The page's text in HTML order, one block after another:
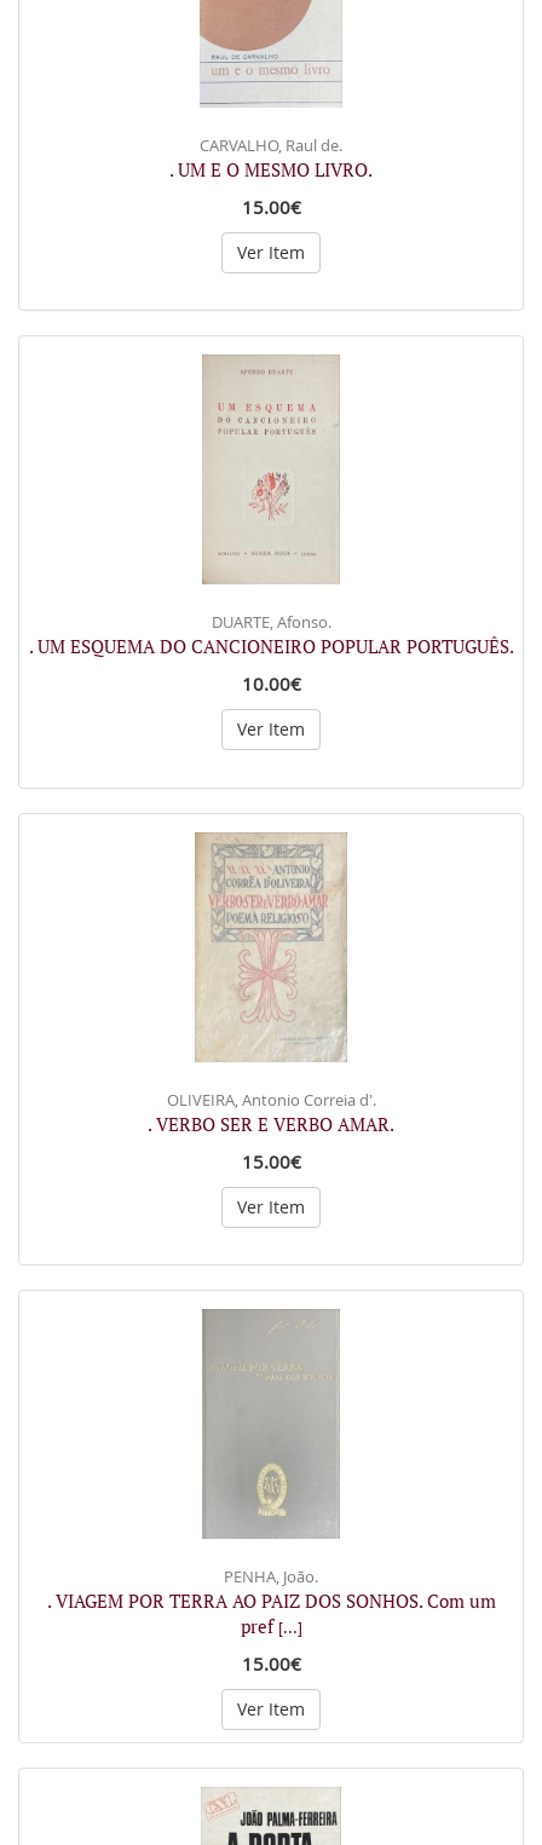
CARVALHO, Raul de.
. UM E O MESMO LIVRO.
15.00€
Ver Item
DUARTE, Afonso.
. UM ESQUEMA DO CANCIONEIRO POPULAR PORTUGUÊS.
10.00€
Ver Item
OLIVEIRA, Antonio Correia d'.
. VERBO SER E VERBO AMAR.
15.00€
Ver Item
PENHA, João.
. VIAGEM POR TERRA AO PAIZ DOS SONHOS. Com um
pref [...]
15.00€
Ver Item